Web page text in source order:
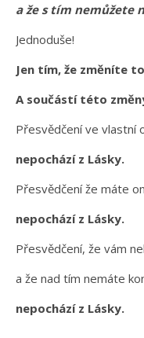
a že s tím nemůžete
Jednoduše!
Jen tím, že změníte
A součástí této
Přesvědčení ve vlastní
nepochází z Lásky.
Přesvědčení že máte
nepochází z Lásky.
Přesvědčení, že vám
a že nad tím nemáte
nepochází z Lásky.